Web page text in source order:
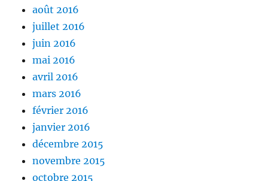
août 2016
juillet 2016
juin 2016
mai 2016
avril 2016
mars 2016
février 2016
janvier 2016
décembre 2015
novembre 2015
octobre 2015